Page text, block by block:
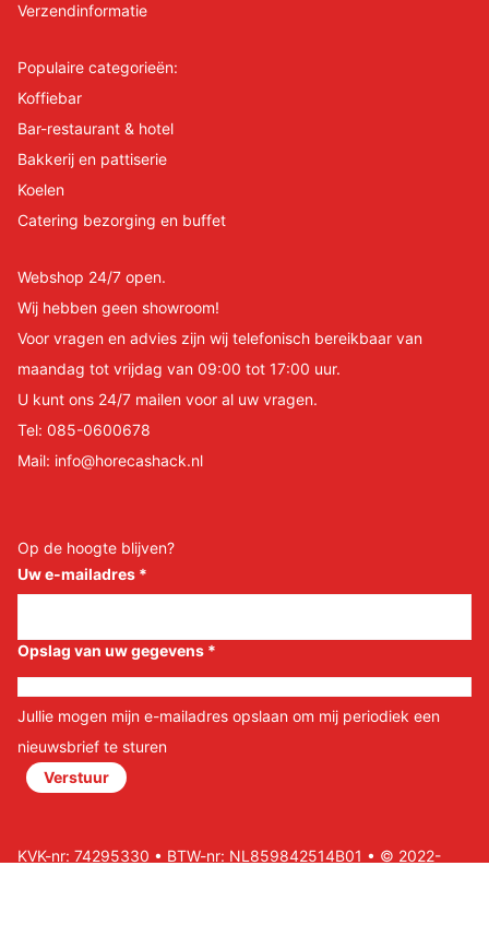
Verzendinformatie
Populaire categorieën:
Koffiebar
Bar-restaurant & hotel
Bakkerij en pattiserie
Koelen
Catering bezorging en buffet
Webshop 24/7 open.
Wij hebben geen showroom!
Voor vragen en advies zijn wij telefonisch bereikbaar van
maandag tot vrijdag van 09:00 tot 17:00 uur.
U kunt ons 24/7 mailen voor al uw vragen.
Tel: 085-0600678
Mail: info@horecashack.nl
Op de hoogte blijven?
Uw e-mailadres *
Opslag van uw gegevens *
Jullie mogen mijn e-mailadres opslaan om mij periodiek een
nieuwsbrief te sturen
Verstuur
KVK-nr: 74295330 • BTW-nr: NL859842514B01 • © 2022-